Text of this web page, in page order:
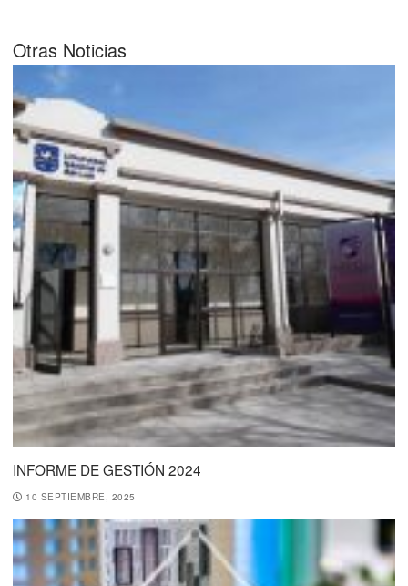
Otras Noticias
INFORME DE GESTIÓN 2024
10 SEPTIEMBRE, 2025